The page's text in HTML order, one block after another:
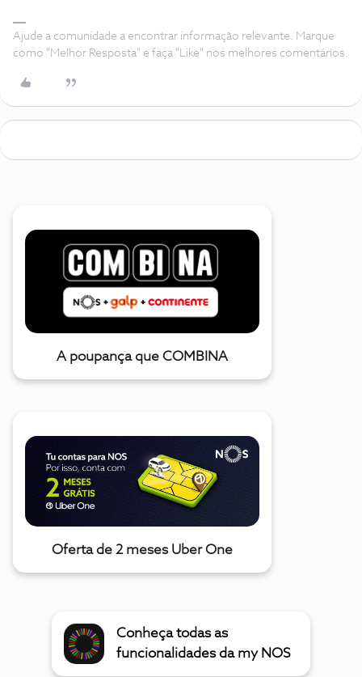
Ajude a comunidade a encontrar informação relevante. Marque
como "Melhor Resposta" e faça "Like" nos melhores comentários.
A poupança que COMBINA
Oferta de 2 meses Uber One
Conheça todas as
funcionalidades da my NOS